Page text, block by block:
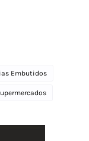
Embutidos